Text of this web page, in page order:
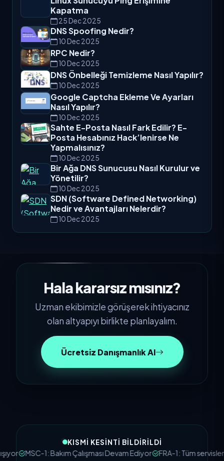
Kapatma
25 Dec 2025
DNS Spoofing Nedir?
10 Dec 2025
RPC Nedir?
10 Dec 2025
DNS Önbelleği Temizleme Nasıl Yapılır?
10 Dec 2025
Google Captcha Ekleme Ve Ayarları
Nasıl Yapılır?
10 Dec 2025
Sahte E-Posta Nasıl Fark Edilir? E-
Posta Hesabınız Hack’lenirse Ne
Yapmalısınız?
10 Dec 2025
Bir Ağa DNS Sunucusu Nasıl Kurulur ve
Yönetilir?
10 Dec 2025
SDN (Software Defined Networking)
Nedir ve Avantajları Nelerdir?
10 Dec 2025
Hala kararsız mısınız?
Uzman ekibimizle görüşerek ihtiyacınız
olan altyapıyı birlikte planlayalım.
Ücretsiz Danışmanlık Al
KISMI KESINTI BILDIRILDI
MSC-1: Bakım Çalışması Devam Ediyor FRA-1: Tüm servisler